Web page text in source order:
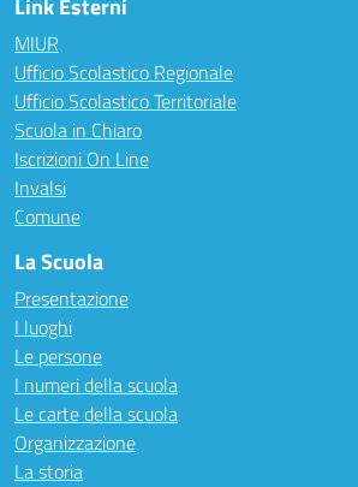
Link Esterni
MIUR
Ufficio Scolastico Regionale
Ufficio Scolastico Territoriale
Scuola in Chiaro
Iscrizioni On Line
Invalsi
Comune
La Scuola
Presentazione
I luoghi
Le persone
I numeri della scuola
Le carte della scuola
Organizzazione
La storia